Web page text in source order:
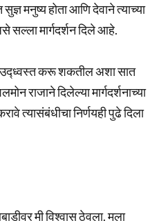
मनुष्य होता आणि देवाने त्याच्या
सल्ला मार्गदर्शन दिले आहे.
उद्ध्वस्त करू शकतील अशा सात
राजाने दिलेल्या मार्गदर्शनाच्या
त्यासंबंधीचा निर्णयही पुढे दिला
मी विश्वास ठेवला. मला